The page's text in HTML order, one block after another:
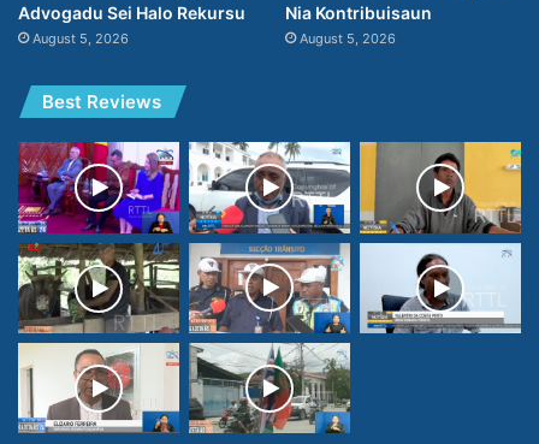
Advogadu Sei Halo Rekursu
August 5, 2026
Nia Kontribuisaun
August 5, 2026
Best Reviews